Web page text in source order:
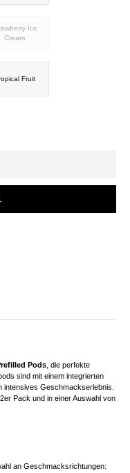
Ice
Cream
Fruit
Pods , die perfekte
sind mit einem integrierten
intensives Geschmackserlebnis.
Pack und in einer Auswahl von
an Geschmacksrichtungen: